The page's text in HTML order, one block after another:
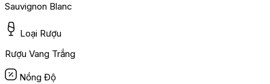
Sauvignon Blanc
Loại Rượu
Rượu Vang Trắng
Nồng Độ